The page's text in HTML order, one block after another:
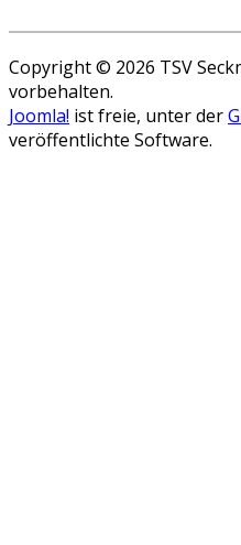
Copyright © 2026 TSV
vorbehalten.
Joomla! ist freie, unter der
veröffentlichte Software.